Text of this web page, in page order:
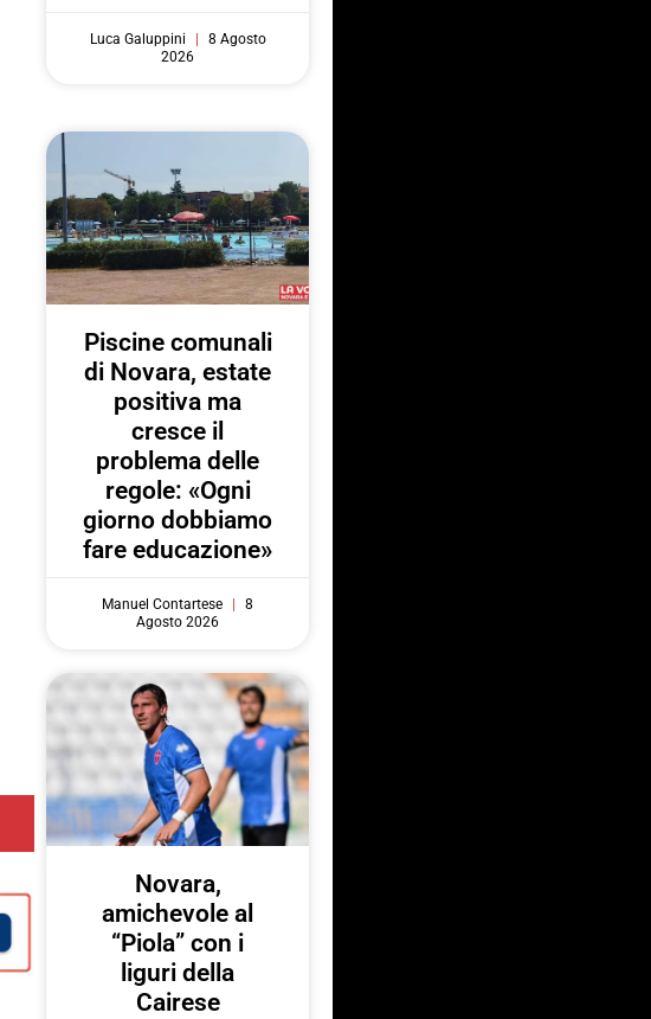
Luca Galuppini
8 Agosto
2026
Piscine comunali
di Novara, estate
positiva ma
cresce il
problema delle
regole: «Ogni
giorno dobbiamo
fare educazione»
Manuel Contartese
8
Agosto 2026
Novara,
amichevole al
“Piola” con i
liguri della
Cairese